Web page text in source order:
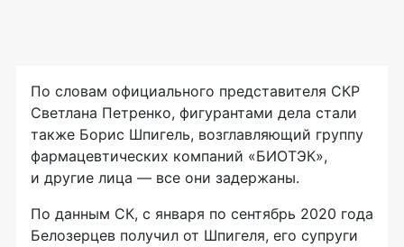
По словам официального представителя СКР
Светлана Петренко, фигурантами дела стали
также Борис Шпигель, возглавляющий группу
фармацевтических компаний «БИОТЭК»,
и другие лица — все они задержаны.
По данным СК, с января по сентябрь 2020 года
Белозерцев получил от Шпигеля, его супруги